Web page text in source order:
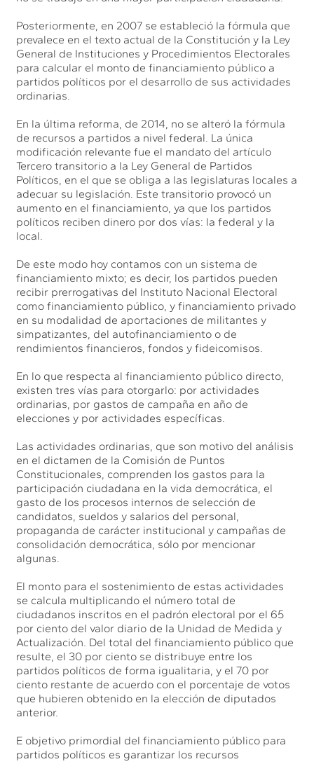
Posteriormente, en 2007 se estableció la fórmula que
prevalece en el texto actual de la Constitución y la Ley
General de Instituciones y Procedimientos Electorales
para calcular el monto de financiamiento público a
partidos políticos por el desarrollo de sus actividades
ordinarias.
En la última reforma, de 2014, no se alteró la fórmula
de recursos a partidos a nivel federal. La única
modificación relevante fue el mandato del artículo
Tercero transitorio a la Ley General de Partidos
Políticos, en el que se obliga a las legislaturas locales a
adecuar su legislación. Este transitorio provocó un
aumento en el financiamiento, ya que los partidos
políticos reciben dinero por dos vías: la federal y la
local.
De este modo hoy contamos con un sistema de
financiamiento mixto; es decir, los partidos pueden
recibir prerrogativas del Instituto Nacional Electoral
como financiamiento público, y financiamiento privado
en su modalidad de aportaciones de militantes y
simpatizantes, del autofinanciamiento o de
rendimientos financieros, fondos y fideicomisos.
En lo que respecta al financiamiento público directo,
existen tres vías para otorgarlo: por actividades
ordinarias, por gastos de campaña en año de
elecciones y por actividades específicas.
Las actividades ordinarias, que son motivo del análisis
en el dictamen de la Comisión de Puntos
Constitucionales, comprenden los gastos para la
participación ciudadana en la vida democrática, el
gasto de los procesos internos de selección de
candidatos, sueldos y salarios del personal,
propaganda de carácter institucional y campañas de
consolidación democrática, sólo por mencionar
algunas.
El monto para el sostenimiento de estas actividades
se calcula multiplicando el número total de
ciudadanos inscritos en el padrón electoral por el 65
por ciento del valor diario de la Unidad de Medida y
Actualización. Del total del financiamiento público que
resulte, el 30 por ciento se distribuye entre los
partidos políticos de forma igualitaria, y el 70 por
ciento restante de acuerdo con el porcentaje de votos
que hubieren obtenido en la elección de diputados
anterior.
E objetivo primordial del financiamiento público para
partidos políticos es garantizar los recursos